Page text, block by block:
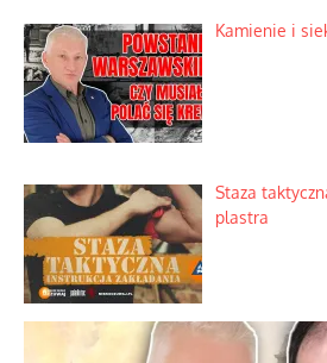
Kamienie i
Staza
plastra